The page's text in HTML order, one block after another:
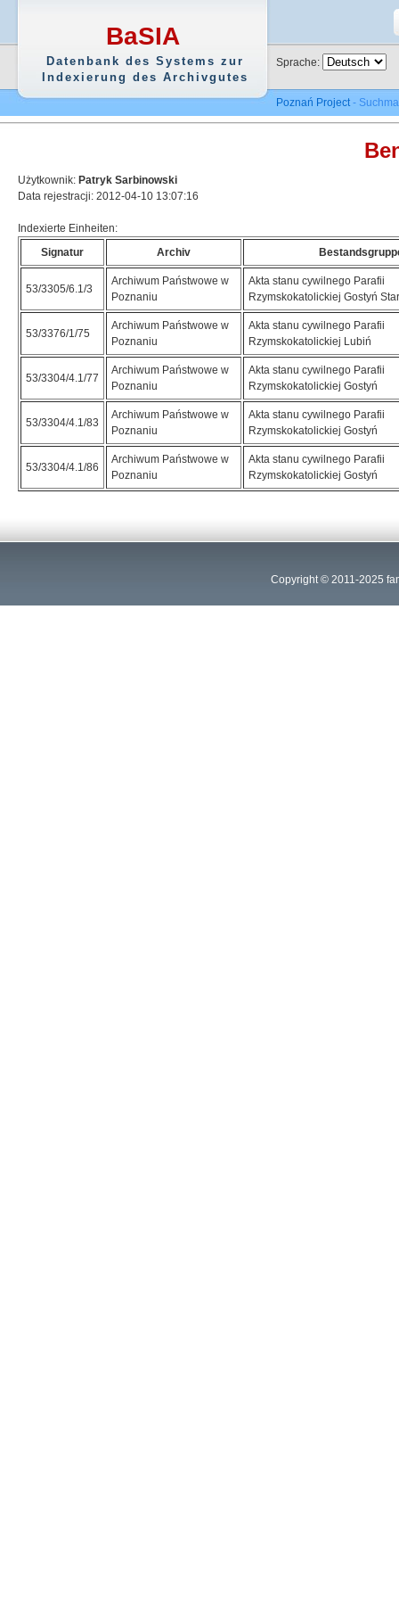
BaSIA
Datenbank des Systems zur
Indexierung des Archivgutes
Sprache:
Poznań Project-
Użytkownik: Patryk Sarbinowski
Data rejestracji: 2012-04-10 13:07:16
Indexierte Einheiten:
Signatur
Archiv
53/3305/6.1/3
Archiwum Państwowe w
Poznaniu
Akta stanu cywilnego Parafii
Rzymskokatolickiej Gostyń
53/3376/1/75
Archiwum Państwowe w
Poznaniu
Akta stanu cywilnego Parafii
Rzymskokatolickiej Lubiń
53/3304/4.1/77
Archiwum Państwowe w
Poznaniu
Akta stanu cywilnego Parafii
Rzymskokatolickiej Gostyń
53/3304/4.1/83
Archiwum Państwowe w
Poznaniu
Akta stanu cywilnego Parafii
Rzymskokatolickiej Gostyń
53/3304/4.1/86
Archiwum Państwowe w
Poznaniu
Akta stanu cywilnego Parafii
Rzymskokatolickiej Gostyń
Copyright © 2011-2025